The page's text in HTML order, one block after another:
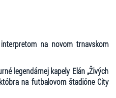
na novom trnavskom
legendárnej kapely Elán „Živých
na futbalovom štadióne City